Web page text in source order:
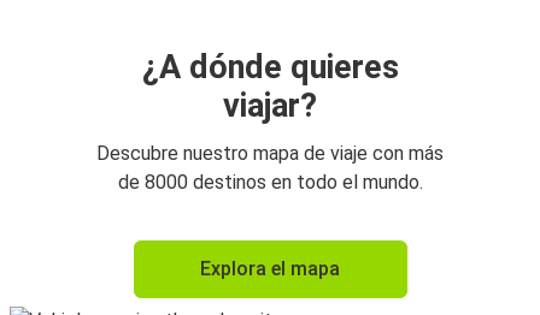
¿A dónde quieres
viajar?
Descubre nuestro mapa de viaje con más
de 8000 destinos en todo el mundo.
Explora el mapa